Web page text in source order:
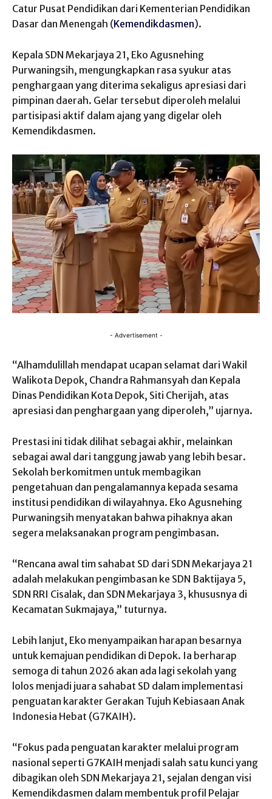
Catur Pusat Pendidikan dari Kementerian Pendidikan
Dasar dan Menengah (Kemendikdasmen).
Kepala SDN Mekarjaya 21, Eko Agusnehing
Purwaningsih, mengungkapkan rasa syukur atas
penghargaan yang diterima sekaligus apresiasi dari
pimpinan daerah. Gelar tersebut diperoleh melalui
partisipasi aktif dalam ajangyang digelar oleh
Kemendikdasmen.
- Advertisement -
“Alhamdulillah mendapat ucapan selamat dari Wakil
Walikota Depok, Chandra Rahmansyah dan Kepala
Dinas Pendidikan Kota Depok, Siti Cherijah, atas
apresiasi dan penghargaan yang diperoleh,” ujarnya.
Prestasi ini tidak dilihat sebagai akhir, melainkan
sebagai awal dari tanggung jawab yang lebih besar.
Sekolah berkomitmen untuk membagikan
pengetahuan dan pengalamannya kepada sesama
institusi pendidikan di wilayahnya. Eko Agusnehing
Purwaningsih menyatakan bahwa pihaknya akan
segera melaksanakan program pengimbasan.
“Rencana awal tim sahabat SD dari SDN Mekarjaya 21
adalah melakukan pengimbasan ke SDN Baktijaya 5,
SDN RRI Cisalak, dan SDN Mekarjaya 3, khususnya di
Kecamatan Sukmajaya,” tuturnya.
Lebih lanjut, Eko menyampaikan harapan besarnya
untuk kemajuan pendidikan di Depok. Ia berharap
semoga di tahun 2026 akan ada lagi sekolah yang
lolos menjadi juara sahabat SD dalam implementasi
penguatan karakter Gerakan Tujuh Kebiasaan Anak
Indonesia Hebat (G7KAIH).
“Fokus pada penguatan karakter melalui program
nasional seperti G7KAIH menjadi salah satu kunci yang
dibagikan oleh SDN Mekarjaya 21, sejalan dengan visi
Kemendikdasmen dalam membentuk profil Pelajar